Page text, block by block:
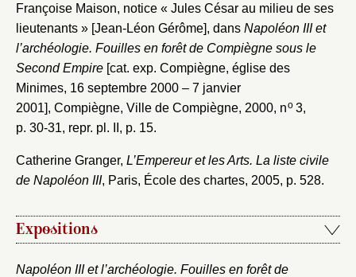
Françoise Maison, notice « Jules César au milieu de ses
lieutenants » [Jean-Léon Gérôme], dans Napoléon III et
l’archéologie. Fouilles en forêt de Compiègne sous le
Second Empire [cat. exp. Compiègne, église des
Minimes, 16 septembre 2000 – 7 janvier
2001], Compiègne, Ville de Compiègne, 2000, no3,
p. 30-31, repr. pl. II, p. 15.
Catherine Granger, L’Empereur et les Arts. La liste civile
de Napoléon III, Paris, École des chartes, 2005, p. 528.
Expositions
Napoléon III et l’archéologie. Fouilles en forêt de